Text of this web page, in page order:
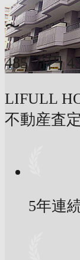
〜
485 万円
LIFULL
不動産査
5年連